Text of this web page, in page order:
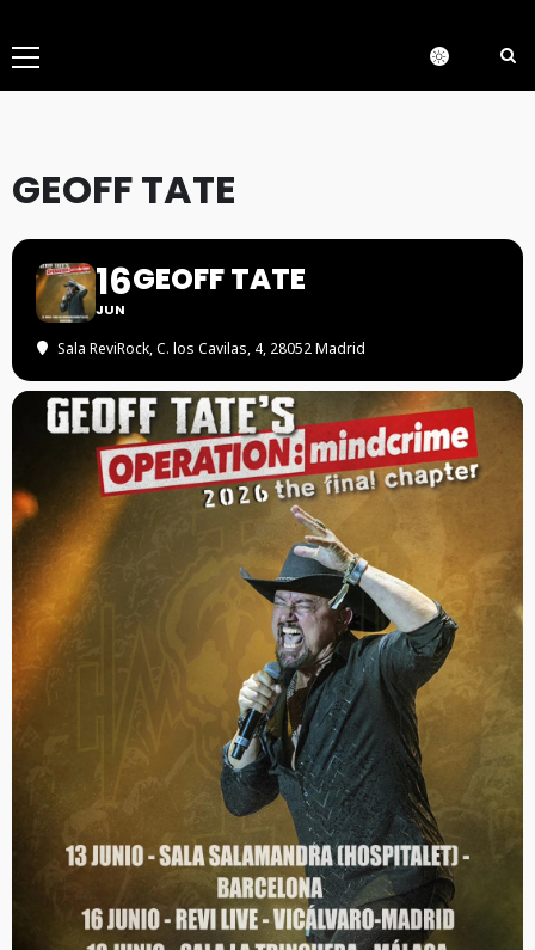
Menú
principal
GEOFF TATE
16
JUN
GEOFF TATE
Sala ReviRock, C. los Cavilas, 4, 28052 Madrid